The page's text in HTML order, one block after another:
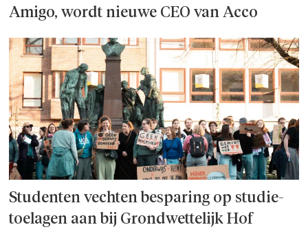
Amigo, wordt nieuwe CEO van Acco
Studenten vechten besparing op studie­
toelagen aan bij Grondwettelijk Hof